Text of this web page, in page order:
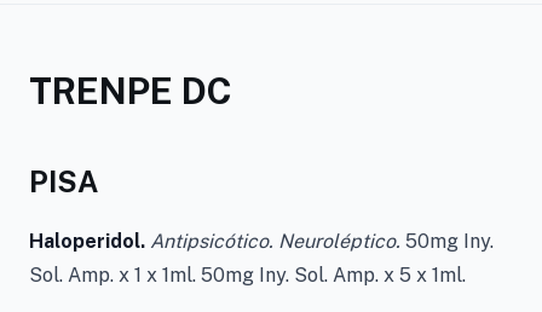
TRENPE DC
PISA
Haloperidol. Antipsicótico. Neuroléptico. 50mg Iny.
Sol. Amp. x 1 x 1ml. 50mg Iny. Sol. Amp. x 5 x 1ml.